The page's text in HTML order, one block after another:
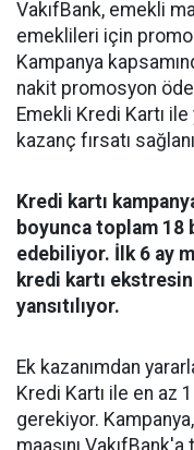
VakıfBank, emekli
emeklileri için
Kampanya
nakit promosyon
Emekli Kredi Kartı
kazanç fırsatı
Kredi kartı
boyunca toplam 18
edebiliyor. İlk 6 ay
kredi kartı
yansıtılıyor.
Ek kazanımdan
Kredi Kartı ile en az
gerekiyor.
maaşını